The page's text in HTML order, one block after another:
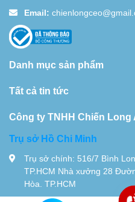
Email:
Danh mục sản phẩm
Tất cả tin tức
Công ty TNHH Chiến Long
Trụ sở Hồ Chi Minh
Trụ sở chính: 516/7 Bình
TP.HCM Nhà xưởng 28
Hòa. TP.HCM